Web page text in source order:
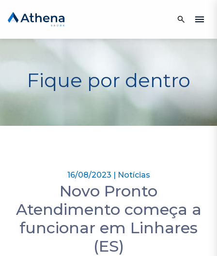
Fique por dentro
16/08/2023 | Notícias
Novo Pronto
Atendimento começa a
funcionar em Linhares
(ES)